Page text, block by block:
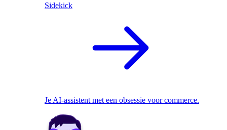
Sidekick
Je AI-assistent met een obsessie voor commerce.